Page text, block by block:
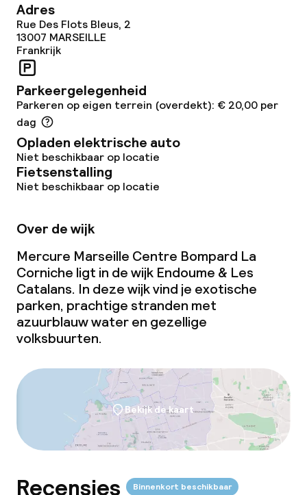
Roomservice
Dieetopties
Vegetarische opties
Schoonmaakvoorzieningen
Wasservice
Zakelijke faciliteiten
Conferentieruimte
Vergaderruimte
Beleid
Overal rookvrij
Kleine huisdieren toegestaan (minder
dan de 5 kg)
Adres
Rue Des Flots Bleus, 2
13007 MARSEILLE
Frankrijk
Parkeergelegenheid
Parkeren op eigen terrein (overdekt): € 20,00 per
dag
Opladen elektrische auto
Niet beschikbaar op locatie
Fietsenstalling
Niet beschikbaar op locatie
Over de wijk
Mercure Marseille Centre Bompard La
Corniche ligt in de wijk Endoume & Les
Catalans. In deze wijk vind je exotische
parken, prachtige stranden met
azuurblauw water en gezellige
volksbuurten.
Bekijk de kaart
Recensies Binnenkort beschikbaar